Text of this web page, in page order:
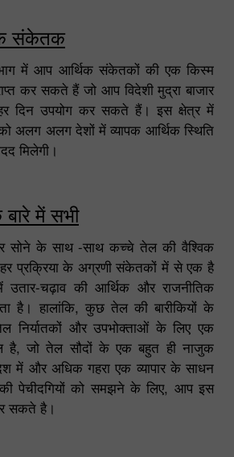
संकेतक
में आप आर्थिक संकेतकों की एक किस्म
कर सकते हैं जो आप विदेशी मुद्रा बाजार
दिन उपयोग कर सकते हैं। इस क्षेत्र में
अलग अलग देशों में व्यापक आर्थिक स्थिति
मिलेगी।
में सभी
सोने के साथ -साथ कच्चे तेल की वैश्विक
प्रक्रिया के अग्रणी संकेतकों में से एक है
चढ़ाव की आर्थिक और राजनीतिक
है। हालांकि, कुछ तेल की बारीकियों के
निर्यातकों और उपभोक्ताओं के लिए एक
है, जो तेल सौदों के एक बहुत ही नाजुक
में और अधिक गहरा एक व्यापार के साधन
पेचीदगियों को समझने के लिए, आप इस
सकते है।